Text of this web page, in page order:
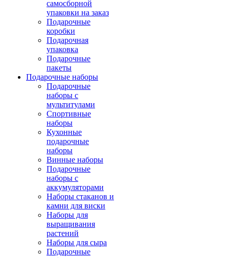
самосборной
упаковки на заказ
Подарочные
коробки
Подарочная
упаковка
Подарочные
пакеты
Подарочные наборы
Подарочные
наборы с
мультитулами
Спортивные
наборы
Кухонные
подарочные
наборы
Винные наборы
Подарочные
наборы с
аккумуляторами
Наборы стаканов и
камни для виски
Наборы для
выращивания
растений
Наборы для сыра
Подарочные